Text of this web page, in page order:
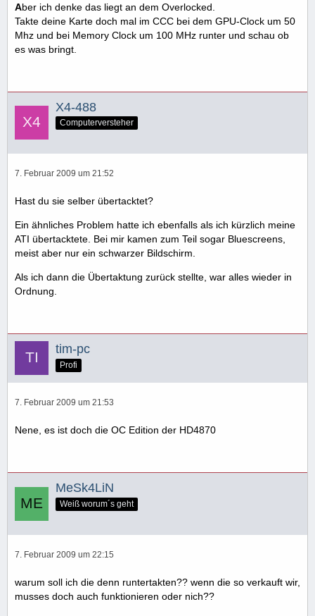
Aber ich denke das liegt an dem Overlocked.
Takte deine Karte doch mal im CCC bei dem GPU-Clock um 50
Mhz und bei Memory Clock um 100 MHz runter und schau ob
es was bringt.
X4-488
Computerversteher
7. Februar 2009 um 21:52
Hast du sie selber übertacktet?
Ein ähnliches Problem hatte ich ebenfalls als ich kürzlich meine
ATI übertacktete. Bei mir kamen zum Teil sogar Bluescreens,
meist aber nur ein schwarzer Bildschirm.
Als ich dann die Übertaktung zurück stellte, war alles wieder in
Ordnung.
tim-pc
Profi
7. Februar 2009 um 21:53
Nene, es ist doch die OC Edition der HD4870
MeSk4LiN
Weiß worum´s geht
7. Februar 2009 um 22:15
warum soll ich die denn runtertakten?? wenn die so verkauft wir,
musses doch auch funktionieren oder nich??